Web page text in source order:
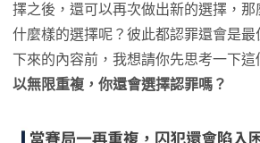
擇之後，還可以再次做出新的選擇，
什麼樣的選擇呢？彼此都認罪還會是
下來的內容前，我想請你先思考一下這
以無限重複，你還會選擇認罪嗎？